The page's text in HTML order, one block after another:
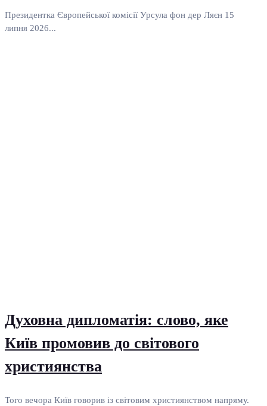
Президентка Європейської комісії Урсула фон дер Ляєн 15
липня 2026...
Духовна дипломатія: слово, яке
Київ промовив до світового
християнства
Того вечора Київ говорив із світовим християнством напряму.